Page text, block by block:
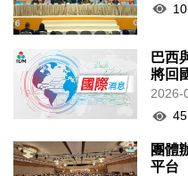
巴西
將回
2026-
45
團體
平台